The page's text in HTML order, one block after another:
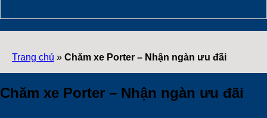
Trang chủ » Chăm xe Porter – Nhận ngàn ưu đãi
Chăm xe Porter – Nhận ngàn ưu đãi